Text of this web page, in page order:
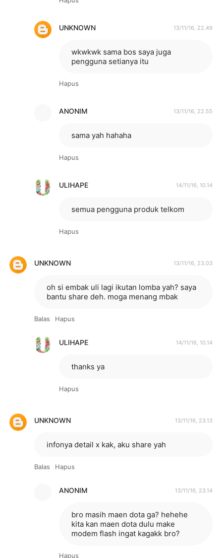
UNKNOWN 13/11/16, 22.49
wkwkwk sama bos saya juga
pengguna setianya itu
Hapus
ANONIM 13/11/16, 22.55
sama yah hahaha
Hapus
ULIHAPE 14/11/16, 10.14
semua pengguna produk telkom
Hapus
UNKNOWN 13/11/16, 23.03
oh si embak uli lagi ikutan lomba yah? saya
bantu share deh. moga menang mbak
Balas Hapus
ULIHAPE 14/11/16, 10.14
thanks ya
Hapus
UNKNOWN 13/11/16, 23.13
infonya detail x kak, aku share yah
Balas Hapus
ANONIM 13/11/16, 23.14
bro masih maen dota ga? hehehe
kita kan maen dota dulu make
modem flash ingat kagakk bro?
Hapus